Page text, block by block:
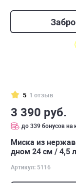
5 1 отзыв
3 390 руб.
до 339 бонусов на
Миска из
дном 24 см / 4,5 л
Артикул: 5116